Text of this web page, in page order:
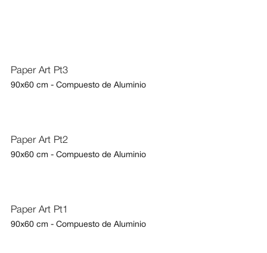
Paper Art Pt3
90x60 cm - Compuesto de Aluminio
Paper Art Pt2
90x60 cm - Compuesto de Aluminio
Paper Art Pt1
90x60 cm - Compuesto de Aluminio